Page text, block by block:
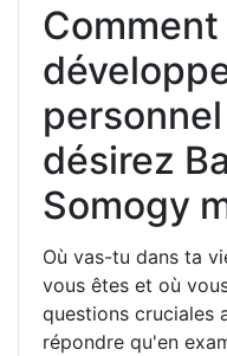
désirez
Somogy
Où vas-tu dans ta
vous êtes et où
questions cruciales
répondre qu'en